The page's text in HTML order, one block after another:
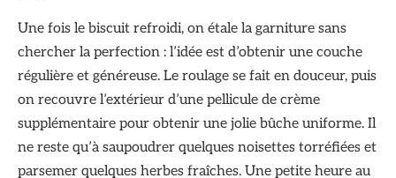
Une fois le biscuit refroidi, on étale la garniture sans
chercher la perfection : l’idée est d’obtenir une couche
régulière et généreuse. Le roulage se fait en douceur, puis
on recouvre l’extérieur d’une pellicule de crème
supplémentaire pour obtenir une jolie bûche uniforme. Il
ne reste qu’à saupoudrer quelques noisettes torréfiées et
parsemer quelques herbes fraîches. Une petite heure au